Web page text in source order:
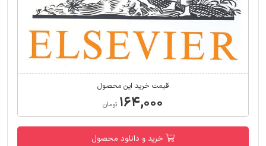
قیمت خرید این محصول
۱۶۴,۰۰۰ تومان
خرید و دانلود محصول